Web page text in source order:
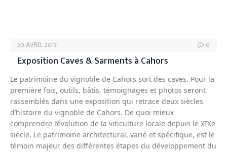
20 AVRIL 2017 0
Exposition Caves & Sarments à Cahors
Le patrimoine du vignoble de Cahors sort des caves. Pour la
première fois, outils, bâtis, témoignages et photos seront
rassemblés dans une exposition qui retrace deux siècles
d’histoire du vignoble de Cahors. De quoi mieux
comprendre l’évolution de la viticulture locale depuis le XIXe
siècle. Le patrimoine architectural, varié et spécifique, est le
témoin majeur des différentes étapes du développement du